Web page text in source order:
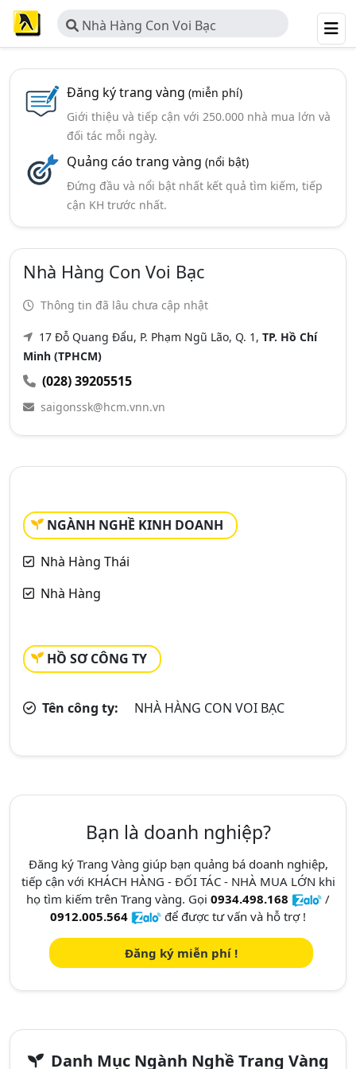
Nhà Hàng Con Voi Bạc
Đăng ký trang vàng (miễn phí)
Giới thiệu và tiếp cận với 250.000 nhà mua lớn và
đối tác mỗi ngày.
Quảng cáo trang vàng (nổi bật)
Đứng đầu và nổi bật nhất kết quả tìm kiếm, tiếp
cận KH trước nhất.
Nhà Hàng Con Voi Bạc
Thông tin đã lâu chưa cập nhật
17 Đỗ Quang Đẩu, P. Phạm Ngũ Lão, Q. 1, TP. Hồ Chí
Minh (TPHCM)
(028) 39205515
saigonssk@hcm.vnn.vn
NGÀNH NGHỀ KINH DOANH
Nhà Hàng Thái
Nhà Hàng
HỒ SƠ CÔNG TY
Tên công ty: NHÀ HÀNG CON VOI BẠC
Bạn là doanh nghiệp?
Đăng ký Trang Vàng giúp bạn quảng bá doanh nghiệp,
tiếp cận với KHÁCH HÀNG - ĐỐI TÁC - NHÀ MUA LỚN khi
họ tìm kiếm trên Trang vàng. Gọi 0934.498.168
/
0912.005.564
để được tư vấn và hỗ trợ !
Đăng ký miễn phí !
Danh Mục Ngành Nghề Trang Vàng